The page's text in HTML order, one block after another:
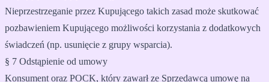
Nieprzestrzeganie przez Kupującego takich zasad może skutkować
pozbawieniem Kupującego możliwości korzystania z dodatkowych
świadczeń (np. usunięcie z grupy wsparcia).
§ 7 Odstąpienie od umowy
Konsument oraz POCK, który zawarł ze Sprzedawcą umowę na